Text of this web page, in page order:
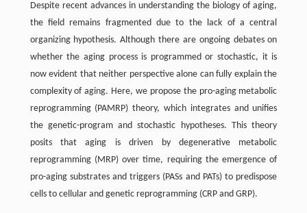
Despite recent advances in understanding the biology of aging,
the field remains fragmented due to the lack of a central
organizing hypothesis. Although there are ongoing debates on
whether the aging process is programmed or stochastic, it is
now evident that neither perspective alone can fully explain the
complexity of aging. Here, we propose the pro-aging metabolic
reprogramming (PAMRP) theory, which integrates and unifies
the genetic-program and stochastic hypotheses. This theory
posits that aging is driven by degenerative metabolic
reprogramming (MRP) over time, requiring the emergence of
pro-aging substrates and triggers (PASs and PATs) to predispose
cells to cellular and genetic reprogramming (CRP and GRP).